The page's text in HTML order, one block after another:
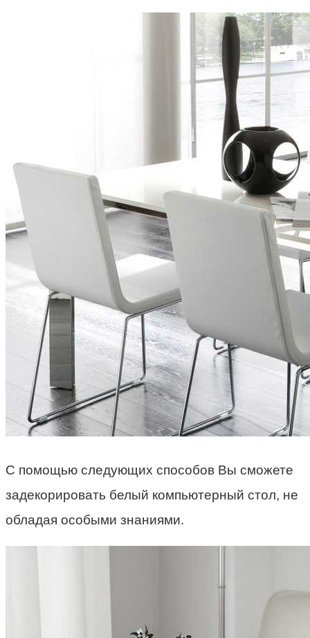
С помощью следующих способов Вы сможете
задекорировать белый компьютерный стол, не
обладая особыми знаниями.